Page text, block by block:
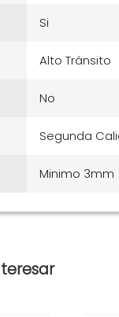
Si
Alto Tránsito
No
Segunda
Minimo 3mm